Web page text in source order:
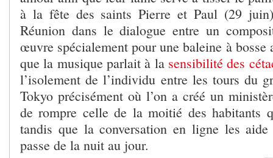
à la fête des saints Pierre et Paul (29
Réunion dans le dialogue entre un
œuvre spécialement pour une baleine à bosse
que la musique parlait à la sensibilité des
l’isolement de l’individu entre les tours du
Tokyo précisément où l’on a créé un
de rompre celle de la moitié des habitants
tandis que la conversation en ligne les
passe de la nuit au jour.